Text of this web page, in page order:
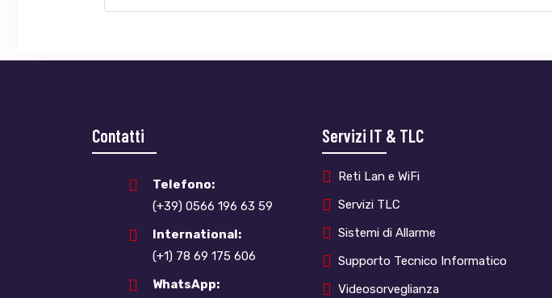
Contatti
Telefono:
(+39) 0566 196 63 59
International:
(+1) 78 69 175 606
WhatsApp:
Servizi IT & TLC
Reti Lan e WiFi
Servizi TLC
Sistemi di Allarme
Supporto Tecnico Informatico
Videosorveglianza